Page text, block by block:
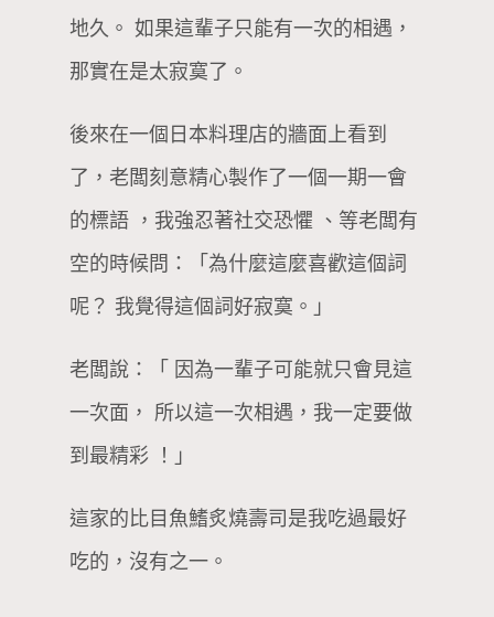
地久。 如果這輩子只能有一次的相遇，
那實在是太寂寞了。
後來在一個日本料理店的牆面上看到
了，老闆刻意精心製作了一個一期一會
的標語 ，我強忍著社交恐懼 、等老闆有
空的時候問：「為什麼這麼喜歡這個詞
呢？ 我覺得這個詞好寂寞。」
老闆說：「 因為一輩子可能就只會見這
一次面， 所以這一次相遇，我一定要做
到最精彩 ！」
這家的比目魚鰭炙燒壽司是我吃過最好
吃的，沒有之一。